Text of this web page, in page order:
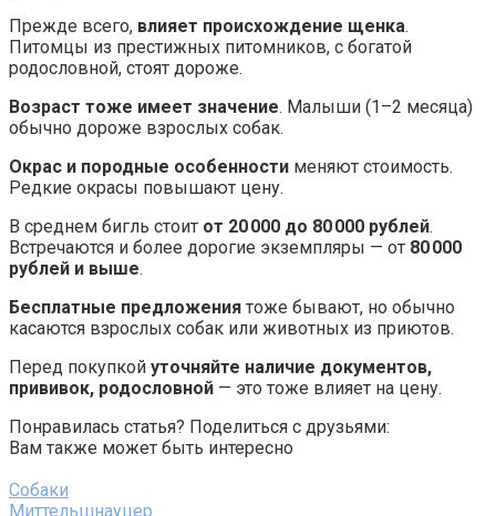
Прежде всего, влияет происхождение щенка.
Питомцы из престижных питомников, с богатой
родословной, стоят дороже.
Возраст тоже имеет значение. Малыши (1–2 месяца)
обычно дороже взрослых собак.
Окрас и породные особенности меняют стоимость.
Редкие окрасы повышают цену.
В среднем бигль стоит от 20 000 до 80 000 рублей.
Встречаются и более дорогие экземпляры — от 80 000
рублей и выше.
Бесплатные предложения тоже бывают, но обычно
касаются взрослых собак или животных из приютов.
Перед покупкой уточняйте наличие документов,
прививок, родословной — это тоже влияет на цену.
Понравилась статья? Поделиться с друзьями:
Вам также может быть интересно
Собаки
Миттельшнауцер